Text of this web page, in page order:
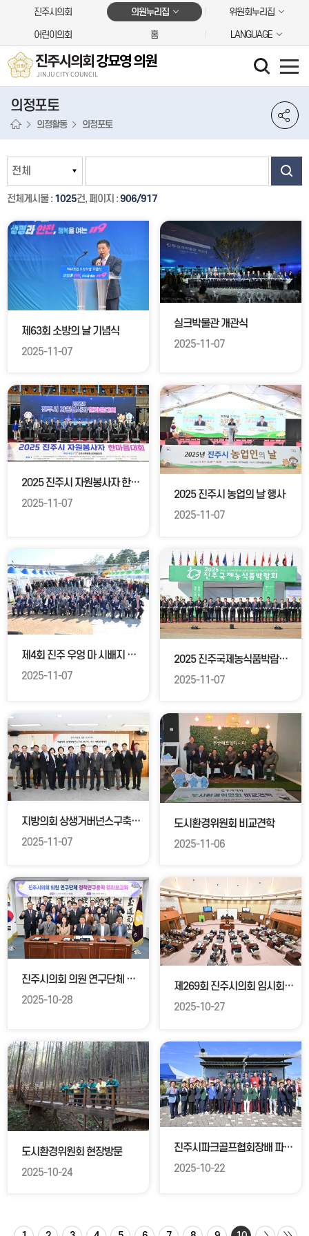
본문바로가기진주시의회 의원누리집 위원회누리집
어린이의회 홈 LANGUAGE
진주시의회 강묘영 의원
JINJU CITY COUNCIL
의정포토
의정활동 의정포토
전체게시물 : 1025건, 페이지 :906/917
제63회 소방의 날 기념식
2025-11-07
실크박물관 개관식
2025-11-07
2025 진주시 자원봉사자 한마음대회
2025-11-07
2025 진주시 농업의 날 행사
2025-11-07
제4회 진주 우엉 마 시배지 축제
2025-11-07
2025 진주국제농식품박람회 개막식
2025-11-07
지방의회 상생거버넌스구축 연구회 우수사례 벤치마킹
2025-11-07
도시환경위원회 비교견학
2025-11-06
진주시의회 의원 연구단체 정책용역연구 결과보고회
2025-10-28
제269회 진주시의회 임시회 1차 본회의
2025-10-27
도시환경위원회 현장방문
2025-10-24
진주시파크골프협회장배 파크골프대회
2025-10-22